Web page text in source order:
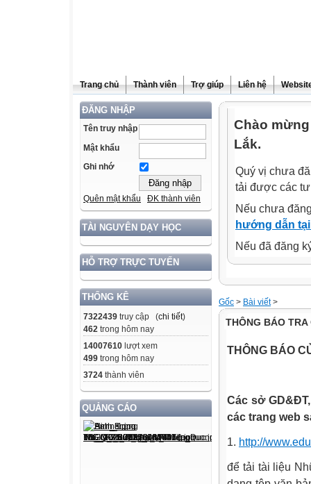
Trang chủ Thành viên Trợ giúp Liên hệ
ĐĂNG NHẬP
Tên truy nhập
Mật khẩu
Ghi nhớ
Quên mật khẩu ĐK thành viên
TÀI NGUYÊN DẠY HỌC
HỖ TRỢ TRỰC TUYẾN
THỐNG KÊ
7322439 truy cập (chi tiết)
462 trong hôm nay
14007610 lượt xem
499 trong hôm nay
3724 thành viên
QUẢNG CÁO
Chào
Lắk.
Quý vị chưa
tải được các
Nếu chưa
hướng dẫn
Nếu đã đăng
Gốc > Bài viết>
THÔNG BÁO
THÔNG BÁO
Các sở
các trang web
1. http://
để tải tài liệu